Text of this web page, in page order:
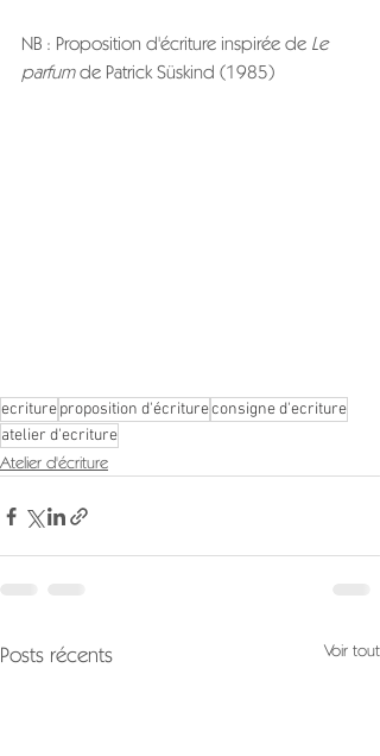
NB : Proposition d'écriture inspirée de Le
parfum de Patrick Süskind (1985)
ecritureproposition d'écritureconsigne d'ecriture
atelier d'ecriture
Atelier d'écriture
Posts récents Voir tout